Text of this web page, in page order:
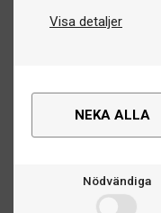
Visa detaljer
NEKA ALLA
Nödvändiga